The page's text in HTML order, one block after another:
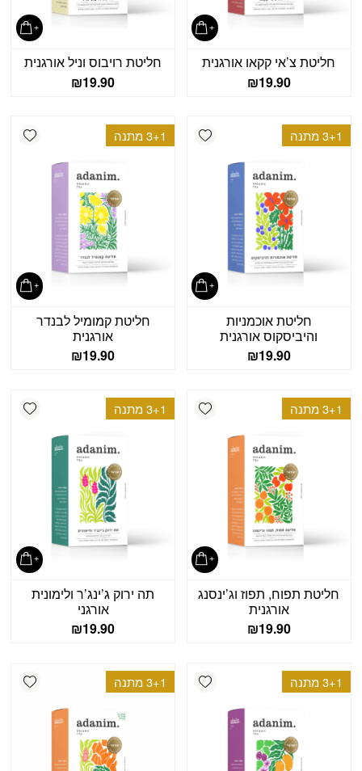
חליטת צ’אי קקאו אורגנית
₪19.90
חליטת רויבוס וניל אורגנית
₪19.90
Add wishlist 3+1 מתנה
חליטת אוכמניות
והיביסקוס אורגנית
₪19.90
3+1 מתנה
חליטת קמומיל לבנדר
אורגנית
₪19.90
Add wishlist 3+1 מתנה
חליטת תפוח, תפוז וג’ינסנג
אורגנית
₪19.90
3+1 מתנה
תה ירוק ג’ינג’ר ולימונית
אורגני
₪19.90
Add wishlist 3+1 מתנה 3+1 מתנה